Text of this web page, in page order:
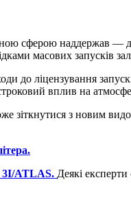
сферою наддержав —
масових запусків
до ліцензування
вплив на
зіткнутися з новим
3I/ATLAS. Деякі експерти